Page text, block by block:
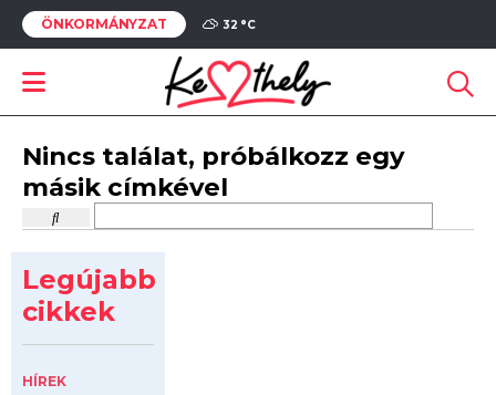
ÖNKORMÁNYZAT 32 °C
Nincs találat, próbálkozz egy
másik címkével
Legújabb
cikkek
HÍREK